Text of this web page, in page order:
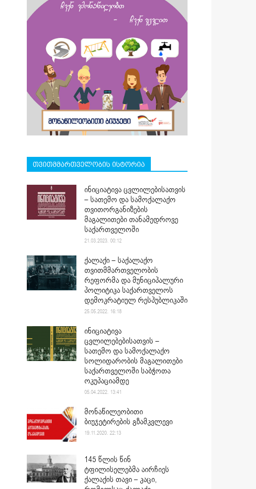
თვითმმართველობის ისტორია
ინიციატივა ცვლილებისათვის
– სათემო და სამოქალაქო
თვითორგანიზების
მაგალითები თანამედროვე
საქართველოში
21.03.2023. 00:12
ქალაქი – საქალაქო
თვითმმართველობის
რეფორმა და მუნიციპალური
პოლიტიკა საქართველოს
დემოკრატიულ რესპუბლიკაში
25.05.2022. 16:18
ინიციატივა
ცვლილებებისათვის –
სათემო და სამოქალაქო
სოლიდარობის მაგალითები
საქართველოში საბჭოთა
ოკუპაციამდე
05.04.2022. 13:41
მონაწილეობითი
ბიუჯეტირების გზამკვლევი
19.11.2020. 22:13
145 წლის წინ
ტფილისელებმა აირჩიეს
ქალაქის თავი – კაცი,